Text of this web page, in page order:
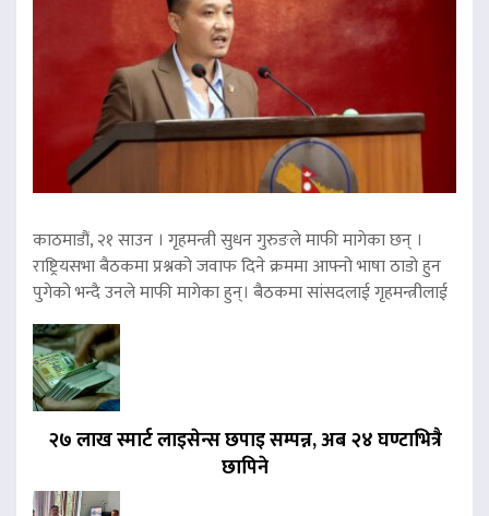
काठमाडौं, २१ साउन । गृहमन्त्री सुधन गुरुङले माफी मागेका छन् ।
राष्ट्रियसभा बैठकमा प्रश्नको जवाफ दिने क्रममा आफ्नो भाषा ठाडो हुन
पुगेको भन्दै उनले माफी मागेका हुन्। बैठकमा सांसदलाई गृहमन्त्रीलाई
२७ लाख स्मार्ट लाइसेन्स छपाइ सम्पन्न, अब २४ घण्टाभित्रै
छापिने